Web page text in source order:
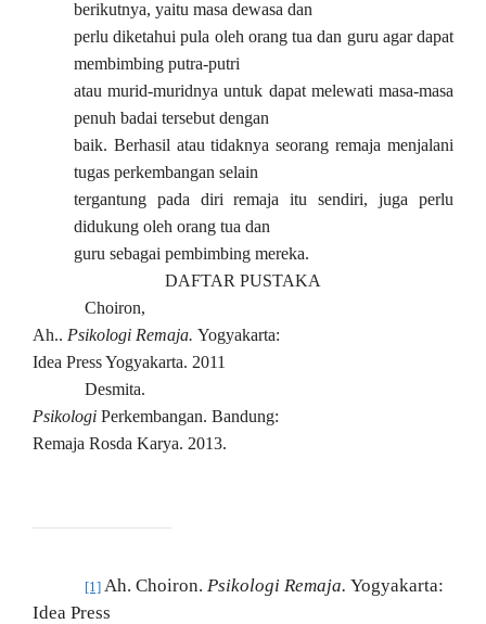
berikutnya, yaitu masa dewasa dan
perlu diketahui pula oleh orang tua dan guru agar dapat
membimbing putra-putri
atau murid-muridnya untuk dapat melewati masa-masa
penuh badai tersebut dengan
baik. Berhasil atau tidaknya seorang remaja menjalani
tugas perkembangan selain
tergantung pada diri remaja itu sendiri, juga perlu
didukung oleh orang tua dan
guru sebagai pembimbing mereka.
DAFTAR PUSTAKA
Choiron,
Ah.. Psikologi Remaja. Yogyakarta:
Idea Press Yogyakarta. 2011
Desmita.
Psikologi Perkembangan. Bandung:
Remaja Rosda Karya. 2013.
[1] Ah. Choiron. Psikologi Remaja. Yogyakarta:
Idea Press